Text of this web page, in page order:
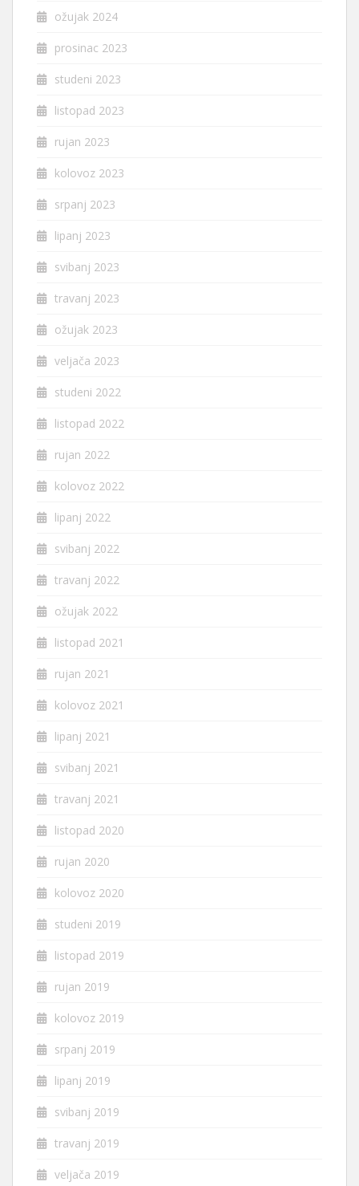
ožujak 2024
prosinac 2023
studeni 2023
listopad 2023
rujan 2023
kolovoz 2023
srpanj 2023
lipanj 2023
svibanj 2023
travanj 2023
ožujak 2023
veljača 2023
studeni 2022
listopad 2022
rujan 2022
kolovoz 2022
lipanj 2022
svibanj 2022
travanj 2022
ožujak 2022
listopad 2021
rujan 2021
kolovoz 2021
lipanj 2021
svibanj 2021
travanj 2021
listopad 2020
rujan 2020
kolovoz 2020
studeni 2019
listopad 2019
rujan 2019
kolovoz 2019
srpanj 2019
lipanj 2019
svibanj 2019
travanj 2019
veljača 2019